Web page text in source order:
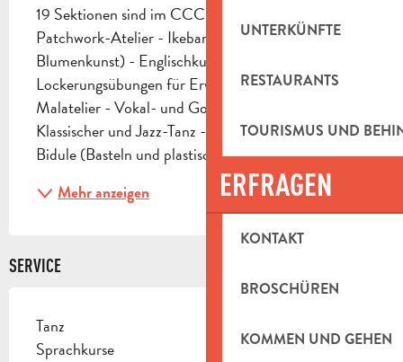
UNTERKÜNFTE
RESTAURANTS
TOURISMUS UND
ERFRAGEN
KONTAKT
BROSCHÜREN
KOMMEN UND GEHEN
19 Sektionen sind im CCCB vertreten. -
Patchwork-Atelier - Ikebana (Japanische
Blumenkunst) - Englischkurse - Spanischkurse -
Lockerungsübungen für Erwachsene - Aquaristik -
Malatelier - Vokal- und Gospelworkshops -
Klassischer und Jazz-Tanz - Astrologie - Atelier
Bidule (Basteln und plastische...
Mehr anzeigen
SERVICE
Tanz
Sprachkurse